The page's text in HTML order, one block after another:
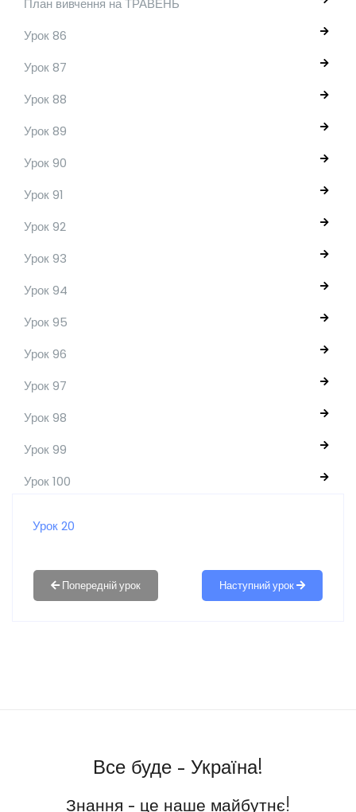
План вивчення на ТРАВЕНЬ
Урок 86
Урок 87
Урок 88
Урок 89
Урок 90
Урок 91
Урок 92
Урок 93
Урок 94
Урок 95
Урок 96
Урок 97
Урок 98
Урок 99
Урок 100
Урок 20
Наступний урок
Все буде - Україна!
Знання - це наше майбутнє!